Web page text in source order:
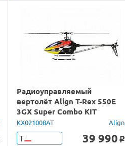
Радиоуправляемый
вертолёт Align T-Rex 550E
3GX Super Combo KIT
KX021008AT Align
Т 39 990 o